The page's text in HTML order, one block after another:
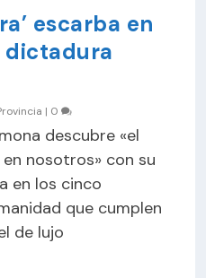
escarba en
dictadura
| 0
descubre «el
nosotros» con su
en los cinco
que cumplen
de lujo